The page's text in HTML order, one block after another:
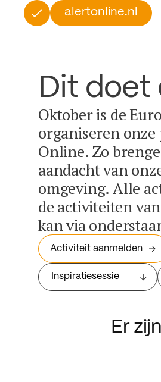
alertonline.nl
Dit doet
Oktober is de
organiseren
Online. Zo
aandacht van
omgeving. Alle
de activiteiten
kan via
Activiteit aanmelden
Inspiratiesessie
Er